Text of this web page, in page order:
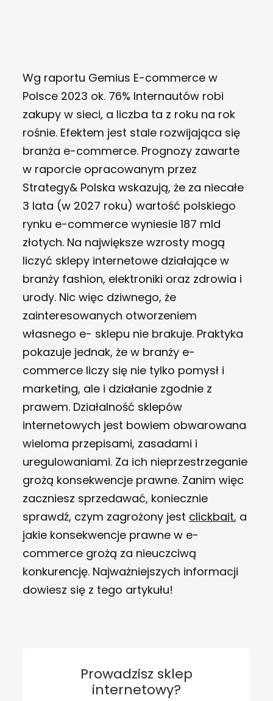
Wg raportu Gemius E-commerce w
Polsce 2023 ok. 76% Internautów robi
zakupy w sieci, a liczba ta z roku na rok
rośnie. Efektem jest stale rozwijająca się
branża e-commerce. Prognozy zawarte
w raporcie opracowanym przez
Strategy& Polska wskazują, że za niecałe
3 lata (w 2027 roku) wartość polskiego
rynku e-commerce wyniesie 187 mld
złotych. Na największe wzrosty mogą
liczyć sklepy internetowe działające w
branży fashion, elektroniki oraz zdrowia i
urody. Nic więc dziwnego, że
zainteresowanych otworzeniem
własnego e- sklepu nie brakuje. Praktyka
pokazuje jednak, że w branży e-
commerce liczy się nie tylko pomysł i
marketing, ale i działanie zgodnie z
prawem. Działalność sklepów
internetowych jest bowiem obwarowana
wieloma przepisami, zasadami i
uregulowaniami. Za ich nieprzestrzeganie
grożą konsekwencje prawne. Zanim więc
zaczniesz sprzedawać, koniecznie
sprawdź, czym zagrożony jest clickbait, a
jakie konsekwencje prawne w e-
commerce grożą za nieuczciwą
konkurencję. Najważniejszych informacji
dowiesz się z tego artykułu!
Prowadzisz sklep
internetowy?